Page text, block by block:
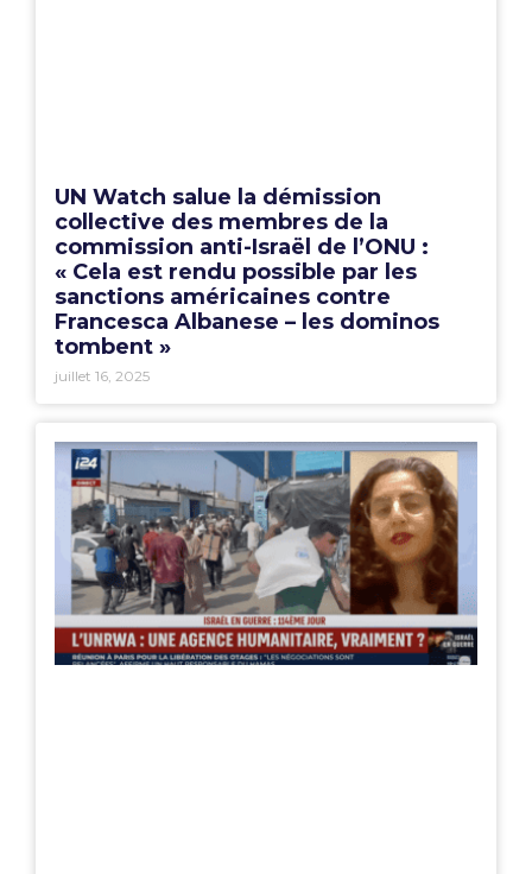
UN Watch salue la démission
collective des membres de la
commission anti-Israël de l’ONU :
« Cela est rendu possible par les
sanctions américaines contre
Francesca Albanese – les dominos
tombent »
juillet 16, 2025